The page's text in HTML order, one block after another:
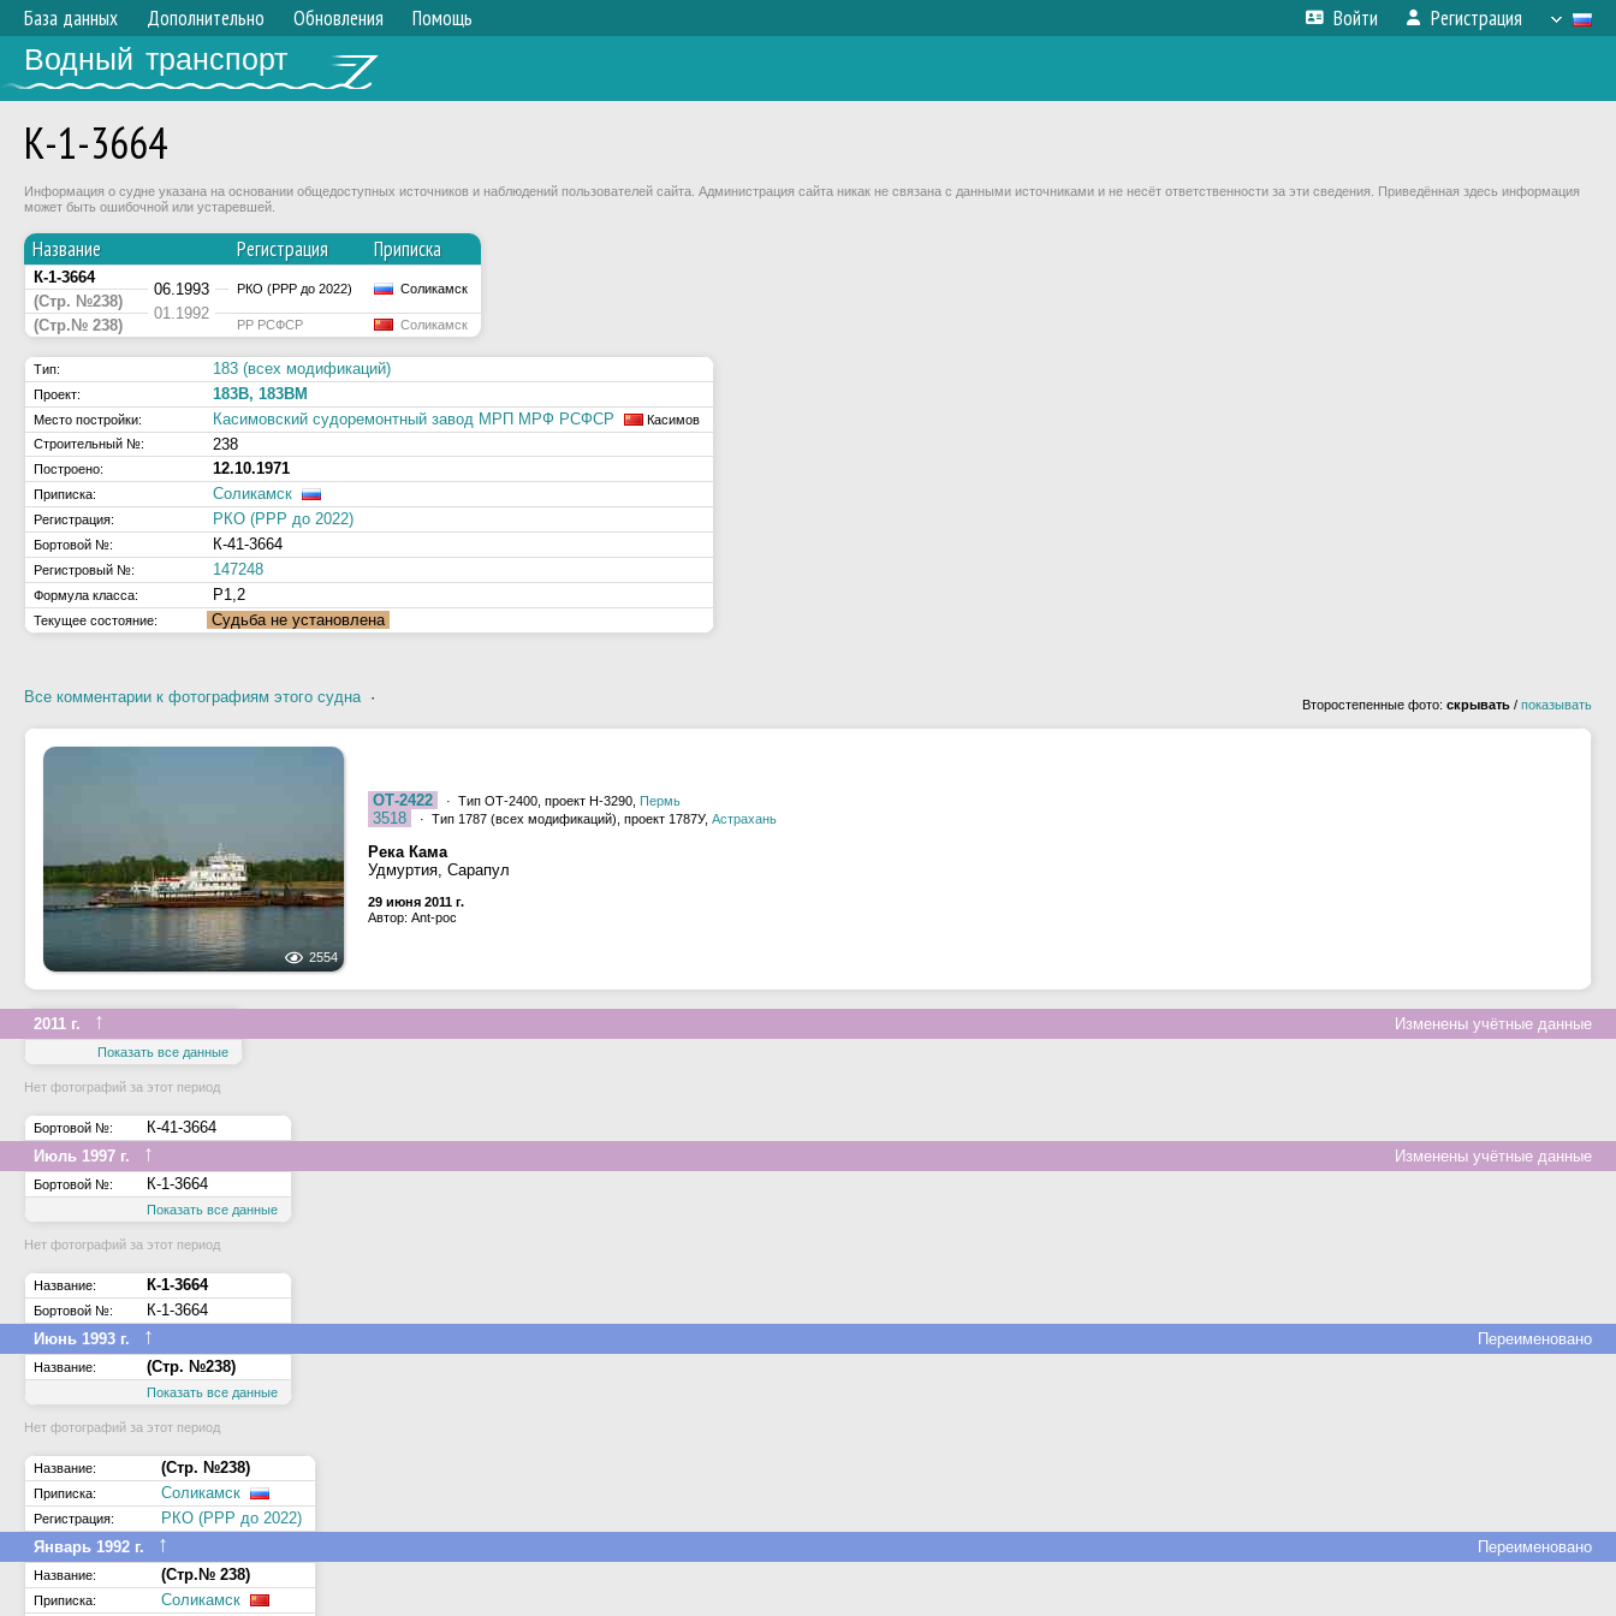
База данных Дополнительно Обновления Помощь Войти Регистрация
Водный транспорт
К-1-3664
Информация о судне указана на основании общедоступных источников и наблюдений пользователей сайта. Администрация сайта никак не связана с данными источниками и не несёт ответственности за эти сведения. Приведённая здесь информация
может быть ошибочной или устаревшей.
Название Регистрация Приписка
К-1-3664
06.1993 РКО (РРР до 2022) Соликамск
(Стр. №238)
01.1992
(Стр.№ 238) РР РСФСР Соликамск
Тип: 183 (всех модификаций)
Проект: 183В, 183ВМ
Место постройки: Касимовский судоремонтный завод МРП МРФ РСФСР
Касимов
Строительный №:
238
Построено: 12.10.1971
Приписка: Соликамск
Регистрация: РКО (РРР до 2022)
Бортовой №: К-41-3664
Регистровый №: 147248
Формула класса: Р1,2
Текущее состояние: Судьба не установлена
Все комментарии к фотографиям этого судна· Второстепенные фото: скрывать / показывать
2554
ОТ-2422 · Тип ОТ-2400, проект H-3290, Пермь
3518 · Тип 1787 (всех модификаций), проект 1787У, Астрахань
Река Кама
Удмуртия, Сарапул
29 июня 2011 г.
Автор: Ant-poc
Изменены учётные данные
2011 г. ↑
Показать все данные
Нет фотографий за этот период
Бортовой №:
К-41-3664
Изменены учётные данные
Июль 1997 г. ↑
Бортовой №: К-1-3664
Показать все данные
Нет фотографий за этот период
Название: К-1-3664
Бортовой №:
К-1-3664
Переименовано
Июнь 1993 г. ↑
Название: (Стр. №238)
Показать все данные
Нет фотографий за этот период
Название: (Стр. №238)
Приписка: Соликамск
Регистрация:
РКО (РРР до 2022)
Переименовано
Январь 1992 г. ↑
Название: (Стр.№ 238)
Приписка: Соликамск